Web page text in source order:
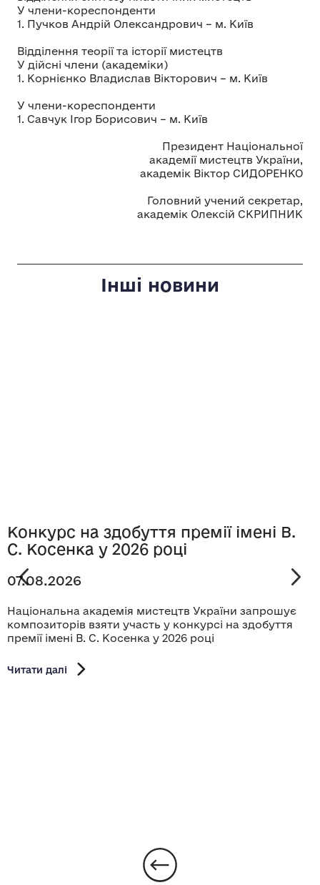
У члени-кореспонденти
1. Пучков Андрій Олександрович – м. Київ
Відділення теорії та історії мистецтв
У дійсні члени (академіки)
1. Корнієнко Владислав Вікторович – м. Київ
У члени-кореспонденти
1. Савчук Ігор Борисович – м. Київ
Президент Національної
академії мистецтв України,
академік​​ Віктор СИДОРЕНКО
Головний учений секретар,
академік​​ Олексій СКРИПНИК
Інші новини
Конкурс на здобуття премії імені В.
С. Косенка у 2026 році
07.08.2026
Національна академія мистецтв України запрошує
композиторів взяти участь у конкурсі на здобуття
премії імені В. С. Косенка у 2026 році
Читати далі